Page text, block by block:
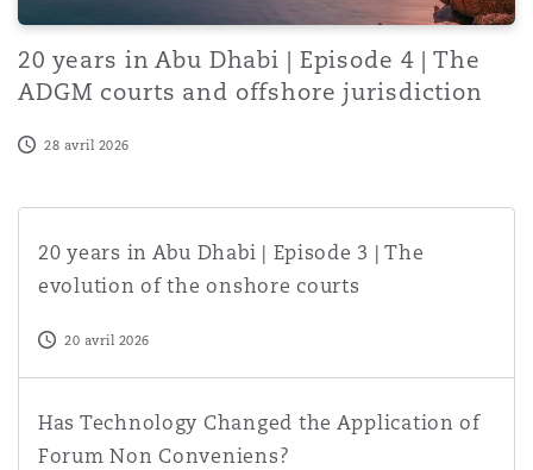
20 years in Abu Dhabi | Episode 4 | The
ADGM courts and offshore jurisdiction
28 avril 2026
20 years in Abu Dhabi | Episode 3 | The
evolution of the onshore courts
20 avril 2026
Has Technology Changed the Application of
Forum Non Conveniens?